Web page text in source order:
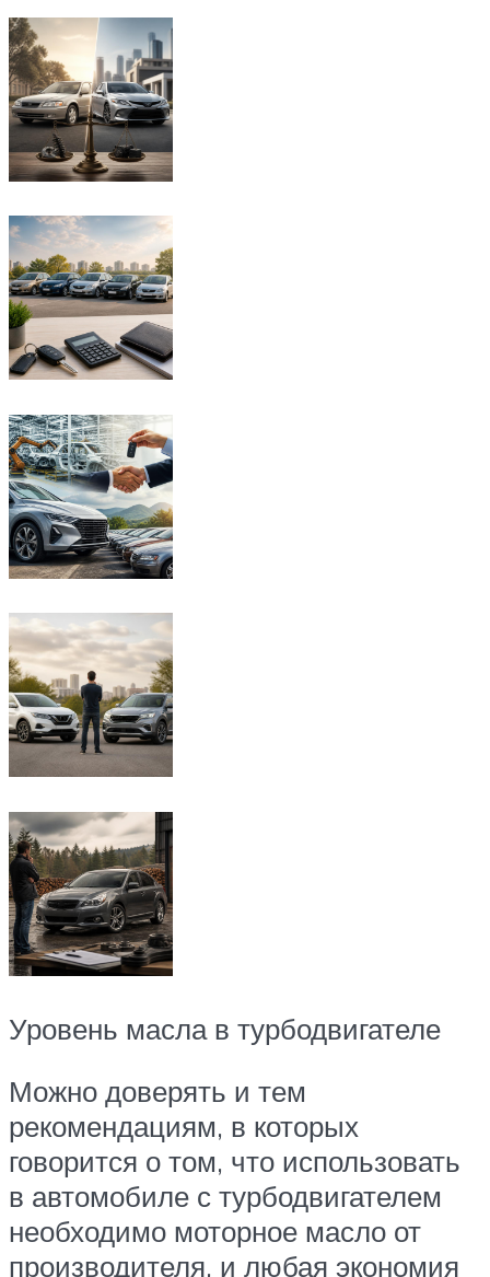
Уровень масла в турбодвигателе
Можно доверять и тем
рекомендациям, в которых
говорится о том, что использовать
в автомобиле с турбодвигателем
необходимо моторное масло от
производителя, и любая экономия